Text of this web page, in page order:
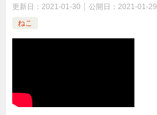
更新日： 2021-01-30 公開日： 2021-01-29
ねこ